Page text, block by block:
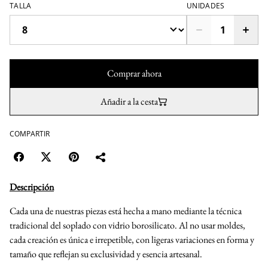
TALLA UNIDADES
Comprar ahora
Añadir a la cesta
COMPARTIR
Descripción
Cada una de nuestras piezas está hecha a mano mediante la técnica
tradicional del soplado con vidrio borosilicato. Al no usar moldes,
cada creación es única e irrepetible, con ligeras variaciones en forma y
tamaño que reflejan su exclusividad y esencia artesanal.